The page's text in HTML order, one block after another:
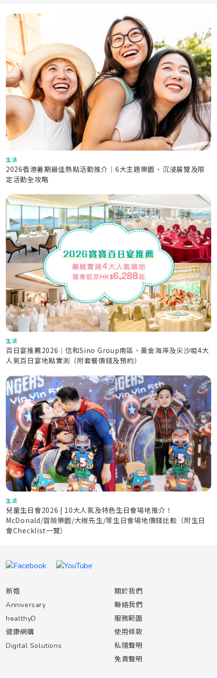
生活
2026香港暑期最佳熱點活動推介｜6大主題樂園、沉浸展覽及限
定活動全攻略
生活
百日宴推薦2026｜信和Sino Group南區、黃金海岸及尖沙咀4大
人氣百日宴地點實測（附套餐價錢及預約）
生活
兒童生日會2026 | 10大人氣及特色生日會場地推介！
McDonald/冒險樂園/大樹先生/等生日會場地價錢比較（附生日
會Checklist一覽）
新婚
Anniversary
healthyD
健康網購
Digital Solutions
關於我們
聯絡我們
服務範圍
使用條款
私隱聲明
免責聲明